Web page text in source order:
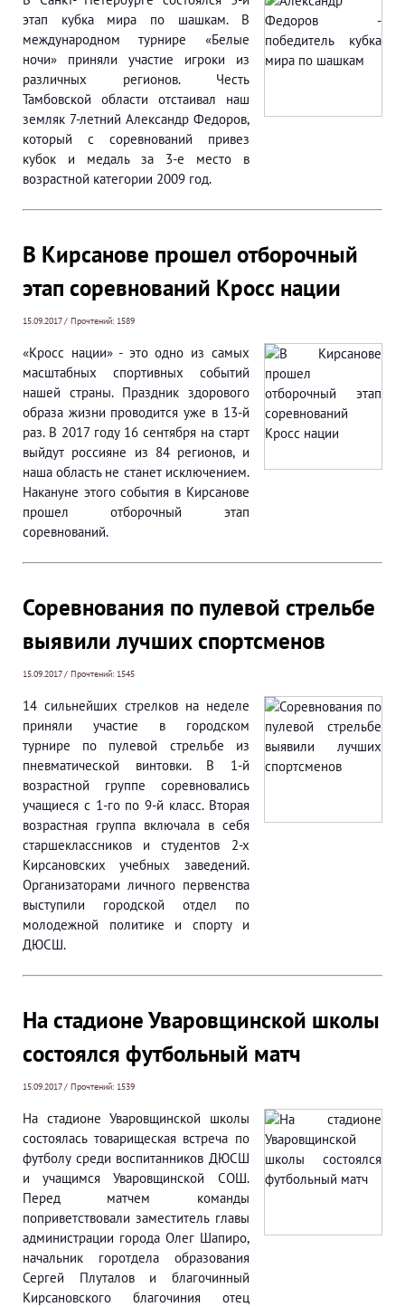
этап кубка мира по шашкам. В
международном турнире «Белые
ночи» приняли участие игроки из
различных регионов. Честь
Тамбовской области отстаивал наш
земляк 7-летний Александр Федоров,
который с соревнований привез
кубок и медаль за 3-е место в
возрастной категории 2009 год.
В Кирсанове прошел отборочный
этап соревнований Кросс нации
15.09.2017 / Прочтений: 1589
«Кросс нации» - это одно из самых
масштабных спортивных событий
нашей страны. Праздник здорового
образа жизни проводится уже в 13-й
раз. В 2017 году 16 сентября на старт
выйдут россияне из 84 регионов, и
наша область не станет исключением.
Накануне этого события в Кирсанове
прошел отборочный этап
соревнований.
Соревнования по пулевой стрельбе
выявили лучших спортсменов
15.09.2017 / Прочтений: 1545
14 сильнейших стрелков на неделе
приняли участие в городском
турнире по пулевой стрельбе из
пневматической винтовки. В 1-й
возрастной группе соревновались
учащиеся с 1-го по 9-й класс. Вторая
возрастная группа включала в себя
старшеклассников и студентов 2-х
Кирсановских учебных заведений.
Организаторами личного первенства
выступили городской отдел по
молодежной политике и спорту и
ДЮСШ.
На стадионе Уваровщинской школы
состоялся футбольный матч
15.09.2017 / Прочтений: 1539
На стадионе Уваровщинской школы
состоялась товарищеская встреча по
футболу среди воспитанников ДЮСШ
и учащимся Уваровщинской СОШ.
Перед матчем команды
поприветствовали заместитель главы
администрации города Олег Шапиро,
начальник горотдела образования
Сергей Плуталов и благочинный
Кирсановского благочиния отец